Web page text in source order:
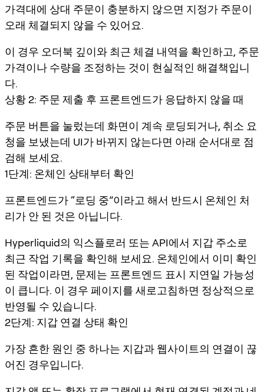
가격대에 상대 주문이 충분하지 않으면 지정가 주문이
오래 체결되지 않을 수 있어요.
이 경우 오더북 깊이와 최근 체결 내역을 확인하고, 주문
가격이나 수량을 조정하는 것이 현실적인 해결책입니
다.
상황 2: 주문 제출 후 프론트엔드가 응답하지 않을 때
주문 버튼을 눌렀는데 화면이 계속 로딩되거나, 취소 요
청을 보냈는데 UI가 바뀌지 않는다면 아래 순서대로 점
검해 보세요.
1단계: 온체인 상태부터 확인
프론트엔드가 “로딩 중”이라고 해서 반드시 온체인 처
리가 안 된 것은 아닙니다.
Hyperliquid의 익스플로러 또는 API에서 지갑 주소로
최근 작업 기록을 확인해 보세요. 온체인에서 이미 확인
된 작업이라면, 문제는 프론트엔드 표시 지연일 가능성
이 큽니다. 이 경우 페이지를 새로고침하면 정상적으로
반영될 수 있습니다.
2단계: 지갑 연결 상태 확인
가장 흔한 원인 중 하나는 지갑과 웹사이트의 연결이 끊
어진 경우입니다.